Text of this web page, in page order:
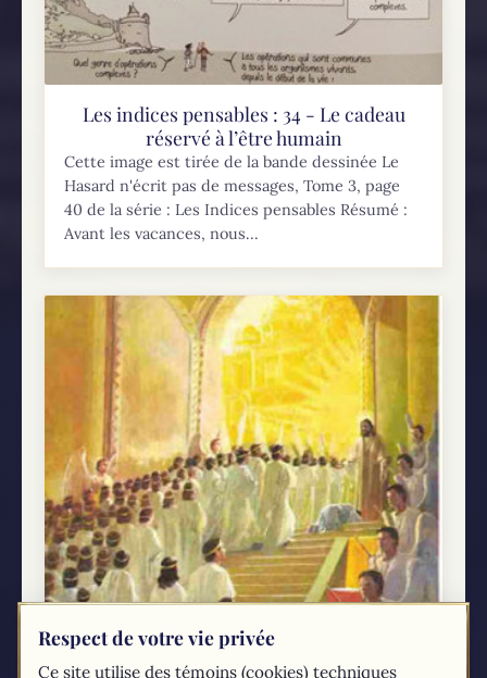
Les indices pensables : 34 - Le cadeau
réservé à l’être humain
Cette image est tirée de la bande dessinée Le
Hasard n'écrit pas de messages, Tome 3, page
40 de la série : Les Indices pensables Résumé :
Avant les vacances, nous...
Respect de votre vie privée
Ce site utilise des témoins (cookies) techniques